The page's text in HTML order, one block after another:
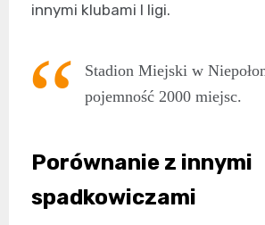
innymi klubami I ligi.
Stadion Miejski w
pojemność 2000 miejsc.
Porównanie z innymi
spadkowiczami